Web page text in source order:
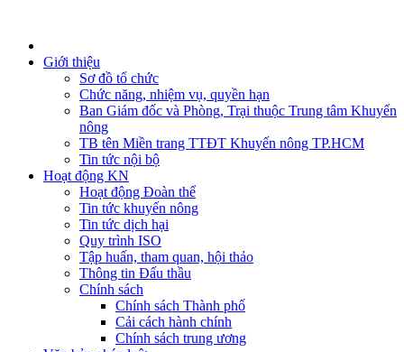
Giới thiệu
Sơ đồ tổ chức
Chức năng, nhiệm vụ, quyền hạn
Ban Giám đốc và Phòng, Trại thuộc Trung tâm Khuyến
nông
TB tên Miền trang TTĐT Khuyến nông TP.HCM
Tin tức nội bộ
Hoạt động KN
Hoạt động Đoàn thể
Tin tức khuyến nông
Tin tức dịch hại
Quy trình ISO
Tập huấn, tham quan, hội thảo
Thông tin Đấu thầu
Chính sách
Chính sách Thành phố
Cải cách hành chính
Chính sách trung ương